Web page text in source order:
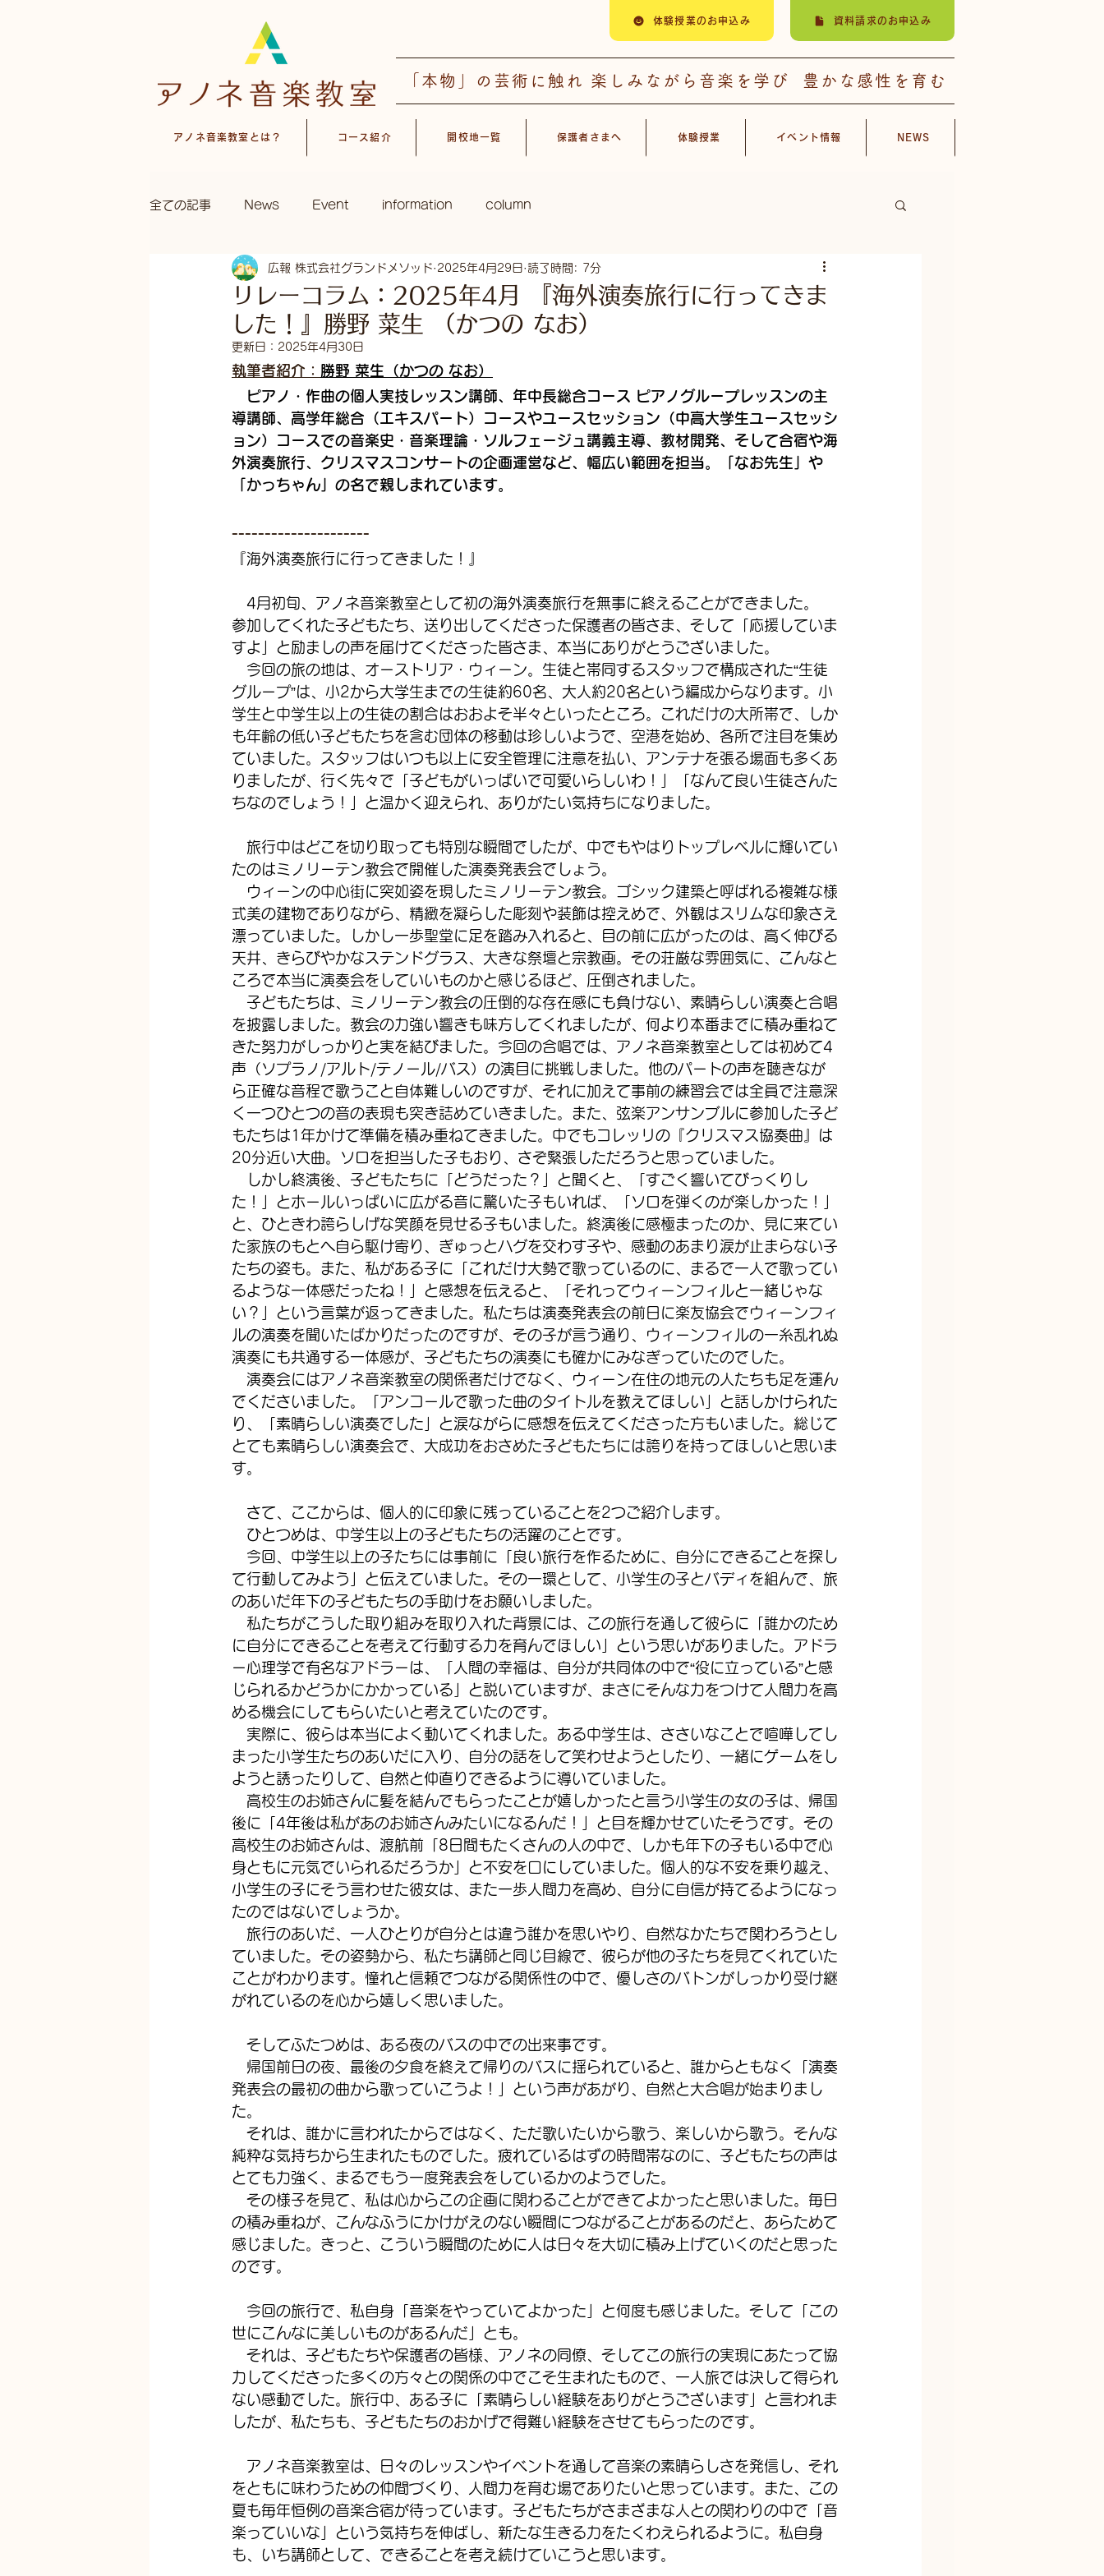
体験授業のお申込み 資料請求のお申込み
「本物」の芸術に触れ 楽しみながら音楽を学び 豊かな感性を育む
アノネ音楽教室とは？ コース紹介 開校地一覧 保護者さまへ 体験授業 イベント情報 NEWS
全ての記事 News Event information column
リレーコラム：2025年4月 『海外演奏旅行に行ってきま
した！』勝野 菜生 （かつの なお）
広報 株式会社グランドメソッド 2025年4月29日 読了時間: 7分
更新日： 2025年4月30日
執筆者紹介： 勝野 菜生（かつの なお）
ピアノ・作曲の個人実技レッスン講師、年中長総合コース ピアノグループレッスンの主
導講師、高学年総合（エキスパート）コースやユースセッション（中高大学生ユースセッシ
ョン）コースでの音楽史・音楽理論・ソルフェージュ講義主導、教材開発、そして合宿や海
外演奏旅行、クリスマスコンサートの企画運営など、幅広い範囲を担当。「なお先生」や
「かっちゃん」の名で親しまれています。
---------------------
『海外演奏旅行に行ってきました！』
4月初旬、アノネ音楽教室として初の海外演奏旅行を無事に終えることができました。
参加してくれた子どもたち、送り出してくださった保護者の皆さま、そして「応援していま
すよ」と励ましの声を届けてくださった皆さま、本当にありがとうございました。
今回の旅の地は、オーストリア・ウィーン。生徒と帯同するスタッフで構成された“生徒
グループ”は、小2から大学生までの生徒約60名、大人約20名という編成からなります。小
学生と中学生以上の生徒の割合はおおよそ半々といったところ。これだけの大所帯で、しか
も年齢の低い子どもたちを含む団体の移動は珍しいようで、空港を始め、各所で注目を集め
ていました。スタッフはいつも以上に安全管理に注意を払い、アンテナを張る場面も多くあ
りましたが、行く先々で「子どもがいっぱいで可愛いらしいわ！」「なんて良い生徒さんた
ちなのでしょう！」と温かく迎えられ、ありがたい気持ちになりました。
旅行中はどこを切り取っても特別な瞬間でしたが、中でもやはりトップレベルに輝いてい
たのはミノリーテン教会で開催した演奏発表会でしょう。
ウィーンの中心街に突如姿を現したミノリーテン教会。ゴシック建築と呼ばれる複雑な様
式美の建物でありながら、精緻を凝らした彫刻や装飾は控えめで、外観はスリムな印象さえ
漂っていました。しかし一歩聖堂に足を踏み入れると、目の前に広がったのは、高く伸びる
天井、きらびやかなステンドグラス、大きな祭壇と宗教画。その荘厳な雰囲気に、こんなと
ころで本当に演奏会をしていいものかと感じるほど、圧倒されました。
子どもたちは、ミノリーテン教会の圧倒的な存在感にも負けない、素晴らしい演奏と合唱
を披露しました。教会の力強い響きも味方してくれましたが、何より本番までに積み重ねて
きた努力がしっかりと実を結びました。今回の合唱では、アノネ音楽教室としては初めて4
声（ソプラノ/アルト/テノール/バス）の演目に挑戦しました。他のパートの声を聴きなが
ら正確な音程で歌うこと自体難しいのですが、それに加えて事前の練習会では全員で注意深
く一つひとつの音の表現も突き詰めていきました。また、弦楽アンサンブルに参加した子ど
もたちは1年かけて準備を積み重ねてきました。中でもコレッリの『クリスマス協奏曲』は
20分近い大曲。ソロを担当した子もおり、さぞ緊張しただろうと思っていました。
しかし終演後、子どもたちに「どうだった？」と聞くと、「すごく響いてびっくりし
た！」とホールいっぱいに広がる音に驚いた子もいれば、「ソロを弾くのが楽しかった！」
と、ひときわ誇らしげな笑顔を見せる子もいました。終演後に感極まったのか、見に来てい
た家族のもとへ自ら駆け寄り、ぎゅっとハグを交わす子や、感動のあまり涙が止まらない子
たちの姿も。また、私がある子に「これだけ大勢で歌っているのに、まるで一人で歌ってい
るような一体感だったね！」と感想を伝えると、「それってウィーンフィルと一緒じゃな
い？」という言葉が返ってきました。私たちは演奏発表会の前日に楽友協会でウィーンフィ
ルの演奏を聞いたばかりだったのですが、その子が言う通り、ウィーンフィルの一糸乱れぬ
演奏にも共通する一体感が、子どもたちの演奏にも確かにみなぎっていたのでした。
演奏会にはアノネ音楽教室の関係者だけでなく、ウィーン在住の地元の人たちも足を運ん
でくださいました。「アンコールで歌った曲のタイトルを教えてほしい」と話しかけられた
り、「素晴らしい演奏でした」と涙ながらに感想を伝えてくださった方もいました。総じて
とても素晴らしい演奏会で、大成功をおさめた子どもたちには誇りを持ってほしいと思いま
す。
さて、ここからは、個人的に印象に残っていることを2つご紹介します。
ひとつめは、中学生以上の子どもたちの活躍のことです。
今回、中学生以上の子たちには事前に「良い旅行を作るために、自分にできることを探し
て行動してみよう」と伝えていました。その一環として、小学生の子とバディを組んで、旅
のあいだ年下の子どもたちの手助けをお願いしました。
私たちがこうした取り組みを取り入れた背景には、この旅行を通して彼らに「誰かのため
に自分にできることを考えて行動する力を育んでほしい」という思いがありました。アドラ
ー心理学で有名なアドラーは、「人間の幸福は、自分が共同体の中で“役に立っている”と感
じられるかどうかにかかっている」と説いていますが、まさにそんな力をつけて人間力を高
める機会にしてもらいたいと考えていたのです。
実際に、彼らは本当によく動いてくれました。ある中学生は、ささいなことで喧嘩してし
まった小学生たちのあいだに入り、自分の話をして笑わせようとしたり、一緒にゲームをし
ようと誘ったりして、自然と仲直りできるように導いていました。
高校生のお姉さんに髪を結んでもらったことが嬉しかったと言う小学生の女の子は、帰国
後に「4年後は私があのお姉さんみたいになるんだ！」と目を輝かせていたそうです。その
高校生のお姉さんは、渡航前「8日間もたくさんの人の中で、しかも年下の子もいる中で心
身ともに元気でいられるだろうか」と不安を口にしていました。個人的な不安を乗り越え、
小学生の子にそう言わせた彼女は、また一歩人間力を高め、自分に自信が持てるようになっ
たのではないでしょうか。
旅行のあいだ、一人ひとりが自分とは違う誰かを思いやり、自然なかたちで関わろうとし
ていました。その姿勢から、私たち講師と同じ目線で、彼らが他の子たちを見てくれていた
ことがわかります。憧れと信頼でつながる関係性の中で、優しさのバトンがしっかり受け継
がれているのを心から嬉しく思いました。
そしてふたつめは、ある夜のバスの中での出来事です。
帰国前日の夜、最後の夕食を終えて帰りのバスに揺られていると、誰からともなく「演奏
発表会の最初の曲から歌っていこうよ！」という声があがり、自然と大合唱が始まりまし
た。
それは、誰かに言われたからではなく、ただ歌いたいから歌う、楽しいから歌う。そんな
純粋な気持ちから生まれたものでした。疲れているはずの時間帯なのに、子どもたちの声は
とても力強く、まるでもう一度発表会をしているかのようでした。
その様子を見て、私は心からこの企画に関わることができてよかったと思いました。毎日
の積み重ねが、こんなふうにかけがえのない瞬間につながることがあるのだと、あらためて
感じました。きっと、こういう瞬間のために人は日々を大切に積み上げていくのだと思った
のです。
今回の旅行で、私自身「音楽をやっていてよかった」と何度も感じました。そして「この
世にこんなに美しいものがあるんだ」とも。
それは、子どもたちや保護者の皆様、アノネの同僚、そしてこの旅行の実現にあたって協
力してくださった多くの方々との関係の中でこそ生まれたもので、一人旅では決して得られ
ない感動でした。旅行中、ある子に「素晴らしい経験をありがとうございます」と言われま
したが、私たちも、子どもたちのおかげで得難い経験をさせてもらったのです。
アノネ音楽教室は、日々のレッスンやイベントを通して音楽の素晴らしさを発信し、それ
をともに味わうための仲間づくり、人間力を育む場でありたいと思っています。また、この
夏も毎年恒例の音楽合宿が待っています。子どもたちがさまざまな人との関わりの中で「音
楽っていいな」という気持ちを伸ばし、新たな生きる力をたくわえられるように。私自身
も、いち講師として、できることを考え続けていこうと思います。